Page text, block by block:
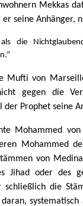
Mekkas
er seine Anhänger,
die
Mufti von
gegen die
der Prophet seine
Mohammed
Mohammed
von
Jihad oder des
schließlich die